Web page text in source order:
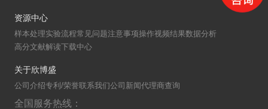
定制代测
ELISA定制
Luminex®多因子检测服务
资源中心
样本处理实验流程常见问题注意事项操作视频结果数据分析
高分文献解读下载中心
关于欣博盛
公司介绍专利/荣誉联系我们公司新闻代理商查询
全国服务热线：